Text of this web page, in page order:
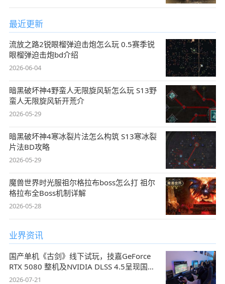
最近更新
流放之路2锐眼榴弹迫击炮怎么玩 0.5赛季锐
眼榴弹迫击炮bd介绍
2026-06-04
暗黑破坏神4野蛮人无限旋风斩怎么玩 S13野
蛮人无限旋风斩开荒介
2026-05-29
暗黑破坏神4寒冰裂片法怎么构筑 S13寒冰裂
片法BD攻略
2026-05-29
魔兽世界时光服祖尔格拉布boss怎么打 祖尔
格拉布全Boss机制详解
2026-05-28
业界资讯
国产单机《古剑》线下试玩，技嘉GeForce
RTX 5080 整机及NVIDIA DLSS 4.5呈现国风
盛宴
2026-07-21